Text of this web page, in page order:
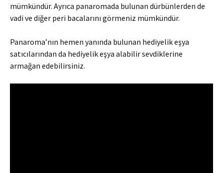
mümkündür. Ayrıca panaromada bulunan dürbünlerden de
vadi ve diğer peri bacalarını görmeniz mümkündür.
Panaroma’nın hemen yanında bulunan hediyelik eşya
satıcılarından da hediyelik eşya alabilir sevdiklerine
armağan edebilirsiniz.